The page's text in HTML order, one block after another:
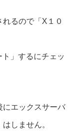
るので「X１０
」するにチェッ
エックスサーバ
しません。